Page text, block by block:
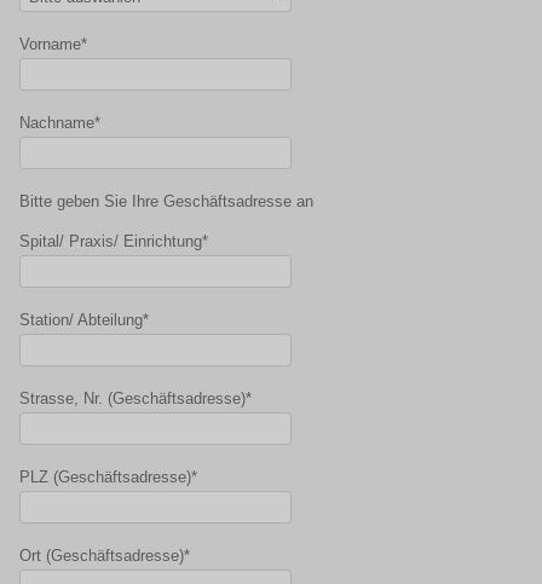
Vorname*
Nachname*
Bitte geben Sie Ihre Geschäftsadresse an
Spital/ Praxis/ Einrichtung*
Station/ Abteilung*
Strasse, Nr. (Geschäftsadresse)*
PLZ (Geschäftsadresse)*
Ort (Geschäftsadresse)*